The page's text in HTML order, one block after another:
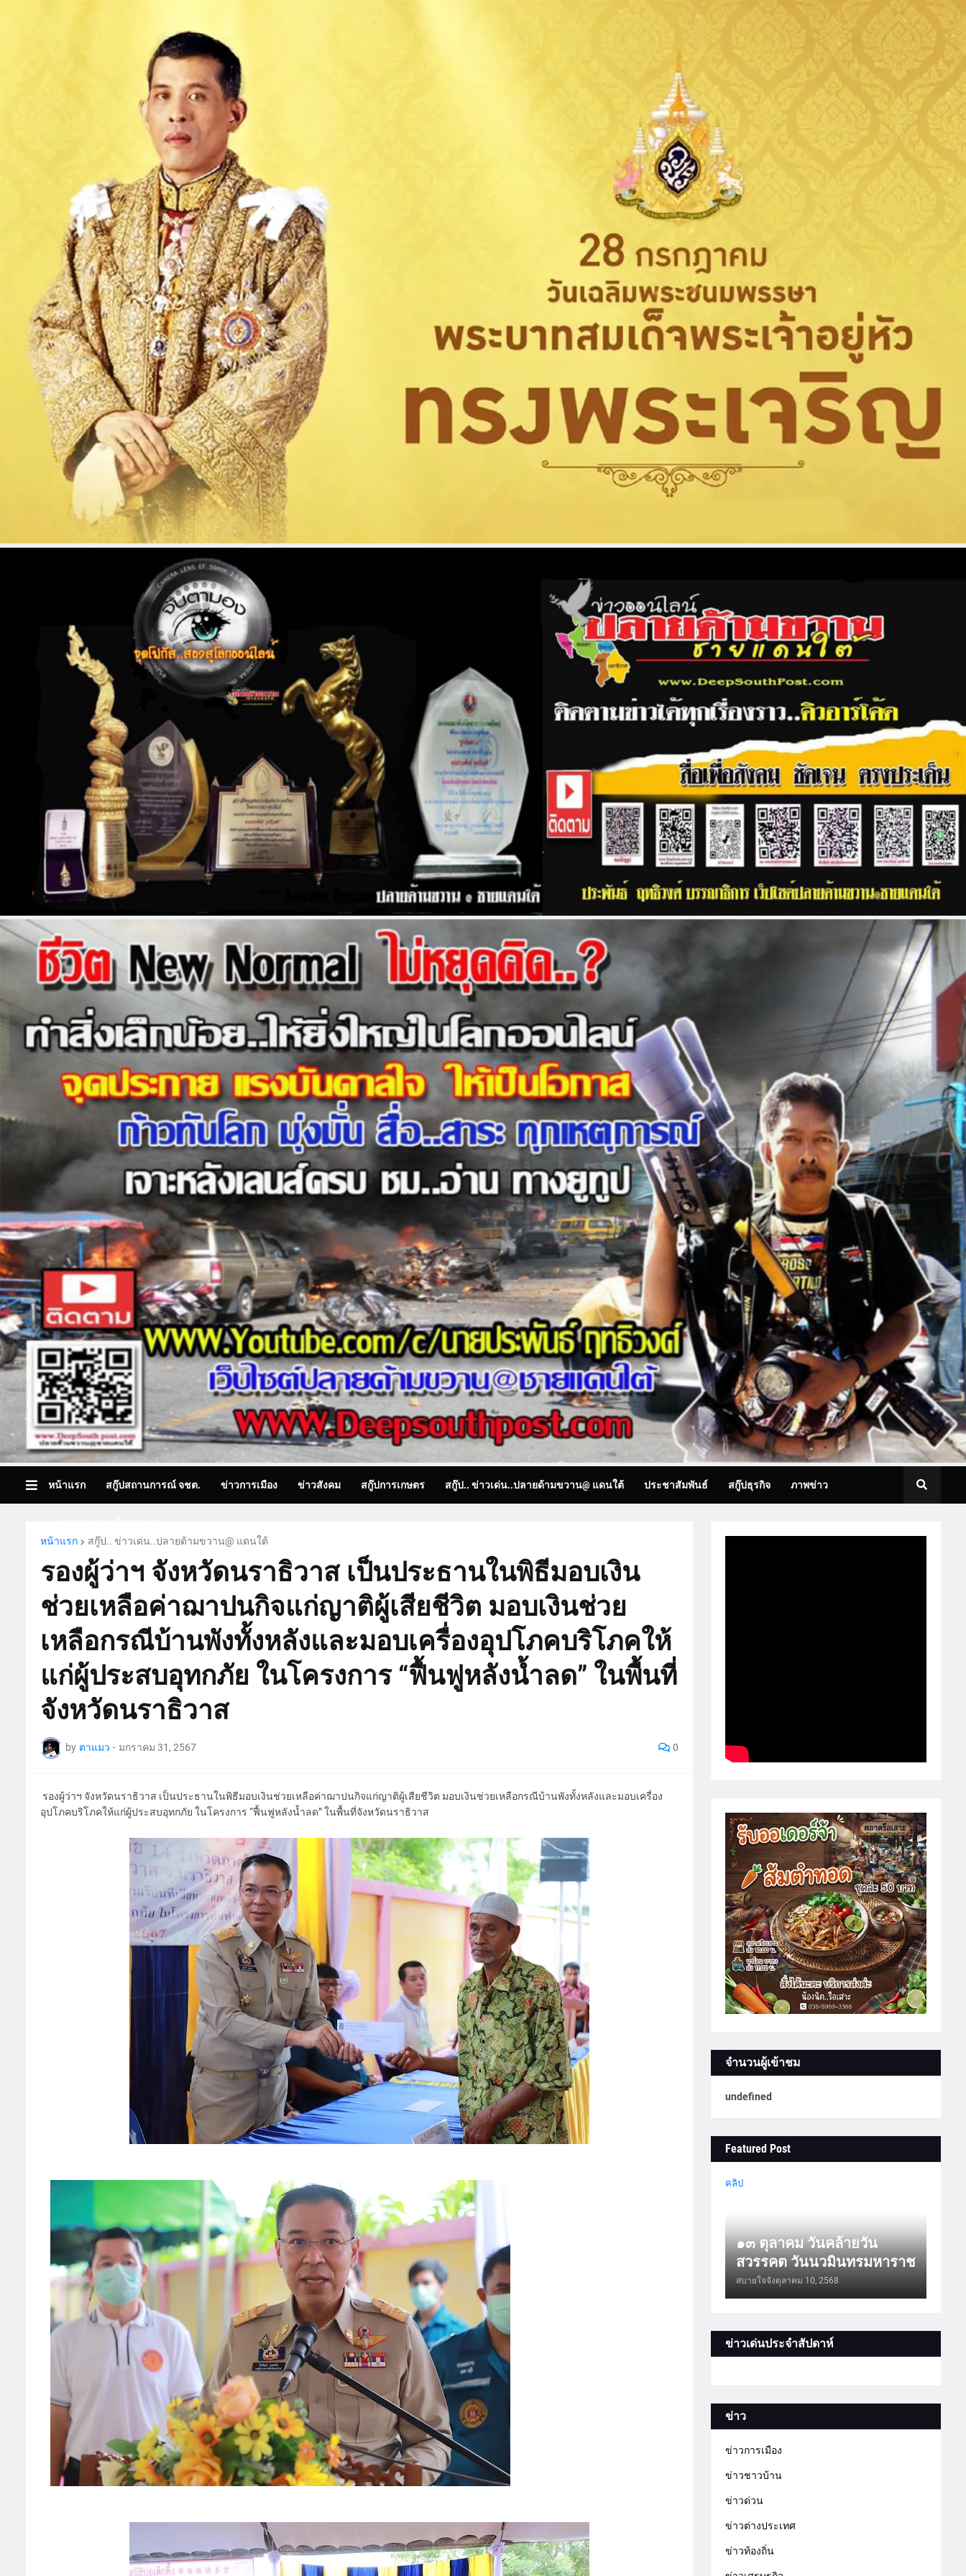
หน้าแรก สกู๊ปสถานการณ์ จชต. ข่าวการเมือง ข่าวสังคม สกู๊ปการเกษตร สกู๊ป.. ข่าวเด่น..ปลายด้ามขวาน@ แดนใต้ ประชาสัมพันธ์ สกู๊ปธุรกิจ ภาพข่าว
หน้าแรก
สกู๊ป.. ข่าวเด่น..ปลายด้ามขวาน@ แดนใต้
รองผู้ว่าฯ จังหวัดนราธิวาส เป็นประธานในพิธีมอบเงิน
ช่วยเหลือค่าฌาปนกิจแก่ญาติผู้เสียชีวิต มอบเงินช่วย
เหลือกรณีบ้านพังทั้งหลังและมอบเครื่องอุปโภคบริโภคให้
แก่ผู้ประสบอุทกภัย ในโครงการ “ฟื้นฟูหลังน้ำลด” ในพื้นที่
จังหวัดนราธิวาส
by ตาแมว - มกราคม 31, 2567 0
รองผู้ว่าฯ จังหวัดนราธิวาส เป็นประธานในพิธีมอบเงินช่วยเหลือค่าฌาปนกิจแก่ญาติผู้เสียชีวิต มอบเงินช่วยเหลือกรณีบ้านพังทั้งหลังและมอบเครื่อง
อุปโภคบริโภคให้แก่ผู้ประสบอุทกภัย ในโครงการ “ฟื้นฟูหลังน้ำลด” ในพื้นที่จังหวัดนราธิวาส
จำนวนผู้เข้าชม
undefned
Featured Post
คลิป
๑๓ ตุลาคม วันคล้ายวัน
สวรรคต วันนวมินทรมหาราช
สบายใจจังตุลาคม 10, 2568
ข่าวเด่นประจำสัปดาห์
ข่าว
ข่าวการเมือง
ข่าวชาวบ้าน
ข่าวด่วน
ข่าวต่างประเทศ
ข่าวท้องถิ่น